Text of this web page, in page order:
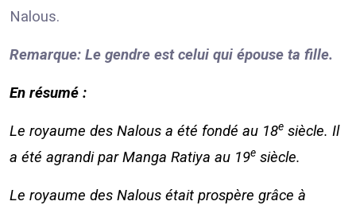
Nalous.
Remarque: Le gendre est celui qui épouse ta fille.
En résumé :
Le royaume des Nalous a été fondé au 18e siècle. Il
a été agrandi par Manga Ratiya au 19e siècle.
Le royaume des Nalous était prospère grâce à